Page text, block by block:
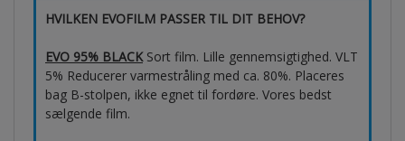
HVILKEN EVOFILM PASSER TIL DIT BEHOV?
EVO 95% BLACKSort film. Lille gennemsigtighed. VLT
5% Reducerer varmestråling med ca. 80%. Placeres
bag B-stolpen, ikke egnet til fordøre. Vores bedst
sælgende film.